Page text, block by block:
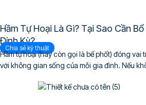
Hầm Tự Hoại Là Gì? Tại Sao Cần
Định Kỳ?
Chia sẻ kỹ thuật
Hầm tự hoại (hay còn gọi là bể phốt) đóng
với không gian sống của mỗi gia đình. Nếu